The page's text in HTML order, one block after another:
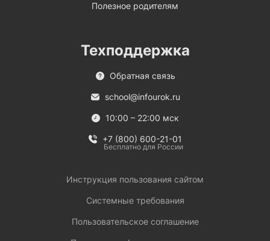
Полезное родителям
Техподдержка
Обратная связь
school@infourok.ru
10:00 – 22:00 мск
+7 (800) 600-21-01
Бесплатно для России
Инструкция пользования сайтом
Системные требования
Пользовательское соглашение